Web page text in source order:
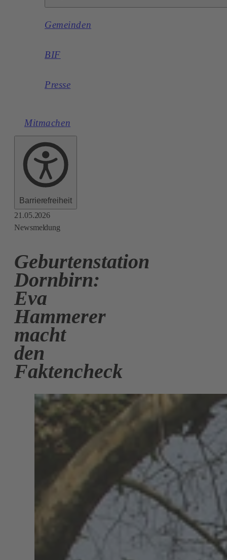
Gemeinden
BIF
Presse
Mitmachen
Barrierefreiheit
21.05.2026
Newsmeldung
Geburtenstation
Dornbirn:
Eva
Hammerer
macht
den
Faktencheck